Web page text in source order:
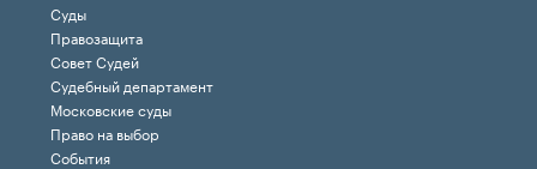
Суды
Правозащита
Совет Судей
Судебный департамент
Московские суды
Право на выбор
События